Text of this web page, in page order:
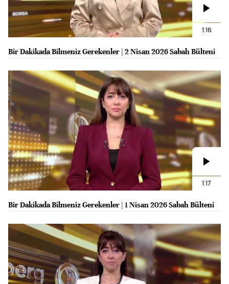
1:16
Bir Dakikada Bilmeniz Gerekenler | 2 Nisan 2026 Sabah Bülteni
1:17
Bir Dakikada Bilmeniz Gerekenler | 1 Nisan 2026 Sabah Bülteni